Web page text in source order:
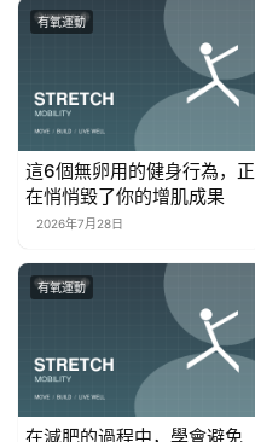
有氧運動
這6個無卵用的健身行為，正
在悄悄毀了你的增肌成果
2026年7月28日
有氧運動
在減肥的過程中，學會避免